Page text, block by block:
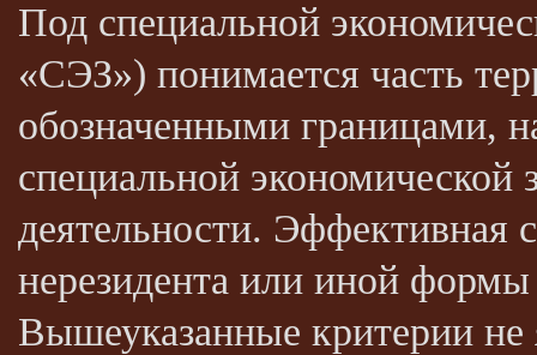
Под специальной
«СЭЗ») понимается часть
обозначенными границами,
специальной
деятельности. Эффективная
нерезидента или иной формы
Вышеуказанные критерии не